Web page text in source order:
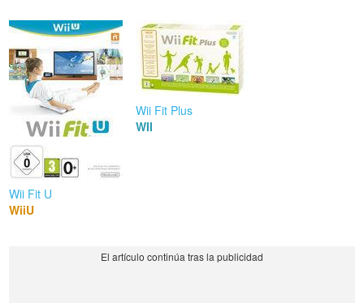
Wii Fit U
WiiU
Wii Fit Plus
WII